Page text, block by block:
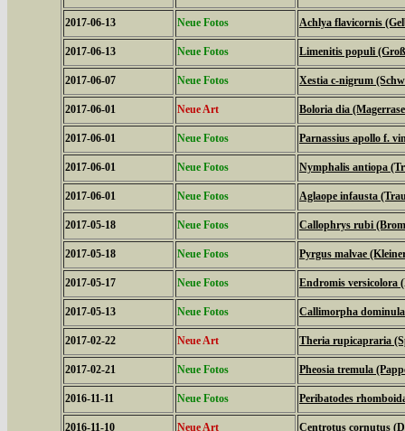
2017-06-13 Neue Fotos Achlya flavicornis
2017-06-13 Neue Fotos Limenitis populi
2017-06-07 Neue Fotos Xestia c-nigrum
2017-06-01 Neue Art Boloria dia
2017-06-01 Neue Fotos Parnassius apollo f.
2017-06-01 Neue Fotos Nymphalis antiopa
2017-06-01 Neue Fotos Aglaope infausta
2017-05-18 Neue Fotos Callophrys rubi
2017-05-18 Neue Fotos Pyrgus malvae
2017-05-17 Neue Fotos Endromis versicolora
2017-05-13 Neue Fotos Callimorpha
2017-02-22 Neue Art Theria rupicapraria
2017-02-21 Neue Fotos Pheosia tremula
2016-11-11 Neue Fotos Peribatodes
2016-11-10 Neue Art Centrotus cornutus